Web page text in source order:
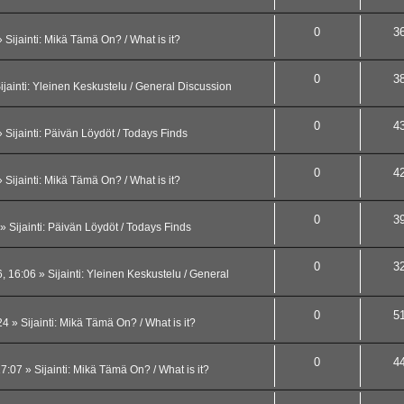
Sijainti: Mikä Tämä On? / What is it?
0
Yleinen Keskustelu / General Discussion
0
Sijainti: Päivän Löydöt / Todays Finds
0
Sijainti: Mikä Tämä On? / What is it?
0
Sijainti: Päivän Löydöt / Todays Finds
0
16:06 » Sijainti: Yleinen Keskustelu / General
0
» Sijainti: Mikä Tämä On? / What is it?
0
» Sijainti: Mikä Tämä On? / What is it?
0